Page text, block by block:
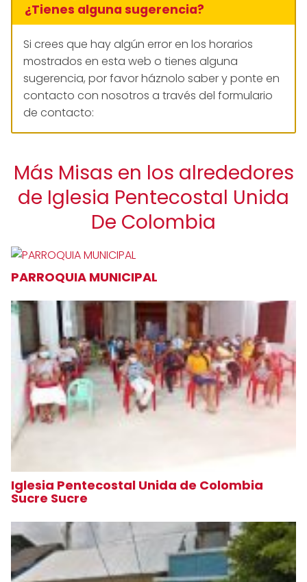
¿Tienes alguna sugerencia?
Si crees que hay algún error en los horarios
mostrados en esta web o tienes alguna
sugerencia, por favor háznolo saber y ponte en
contacto con nosotros a través del formulario
de contacto:
Más Misas en los alrededores
de Iglesia Pentecostal Unida
De Colombia
PARROQUIA MUNICIPAL
Iglesia Pentecostal Unida de Colombia
Sucre Sucre